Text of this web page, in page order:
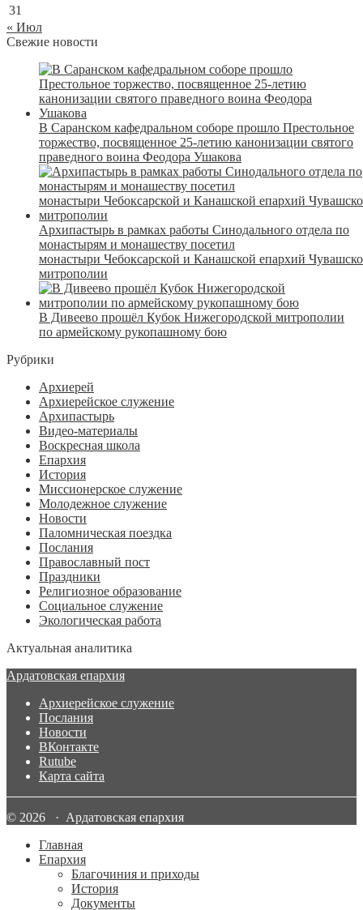
31
« Июл
Свежие новости
В Саранском кафедральном соборе прошло Престольное
торжество, посвященное 25-летию канонизации святого
праведного воина Феодора Ушакова
Архипастырь в рамках работы Синодального отдела по
монастырям и монашеству посетил
монастыри Чебоксарской и Канашской епархий
митрополии
В Дивеево прошёл Кубок Нижегородской митрополии
по армейскому рукопашному бою
Рубрики
Архиерей
Архиерейское служение
Архипастырь
Видео-материалы
Воскресная школа
Епархия
История
Миссионерское служение
Молодежное служение
Новости
Паломническая поездка
Послания
Православный пост
Праздники
Религиозное образование
Социальное служение
Экологическая работа
Актуальная аналитика
Ардатовская епархия
Архиерейское служение
Послания
Новости
ВКонтакте
Rutube
Карта сайта
© 2026 · Ардатовская епархия
Главная
Епархия
Благочиния и приходы
История
Документы